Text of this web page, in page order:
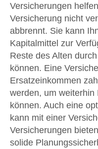
Versicherungen
Versicherung nicht
abbrennt. Sie kann
Kapitalmittel zur
Reste des Alten
können. Eine
Ersatzeinkommen
werden, um weiterhin
können. Auch eine
kann mit einer
Versicherungen
solide